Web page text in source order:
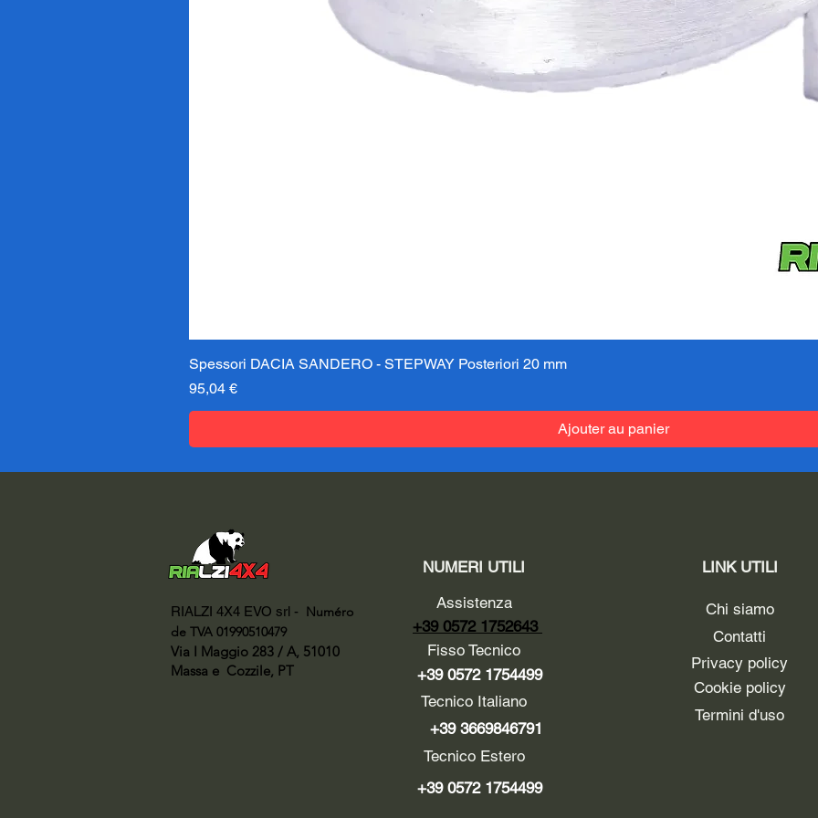
Spessori DACIA SANDERO - STEPWAY Posteriori 20 mm
Prix
95,04 €
Ajouter au panier
RIALZI 4X4 EVO srl - Numéro
de TVA 01990510479
Via I Maggio 283 / A, 51010
Massa e Cozzile, PT
NUMERI UTILI
Assistenza
+39 0572 1752643
Fisso Tecnico
+39 0572 1754499
Tecnico Italiano
+39 3669846791
Tecnico Estero
+39 0572 1754499
LINK UTILI
Chi siamo
Contatti
Privacy policy
Cookie policy
Termini d'uso